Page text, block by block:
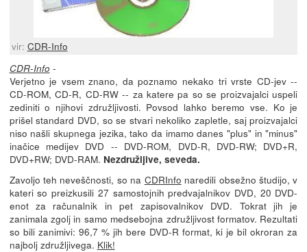
vir: CDR-Info
CDR-Info -
Verjetno je vsem znano, da poznamo nekako tri vrste CD-jev --
CD-ROM, CD-R, CD-RW -- za katere pa so se proizvajalci uspeli
zediniti o njihovi združljivosti. Povsod lahko beremo vse. Ko je
prišel standard DVD, so se stvari nekoliko zapletle, saj proizvajalci
niso našli skupnega jezika, tako da imamo danes "plus" in "minus"
inačice medijev DVD -- DVD-ROM, DVD-R, DVD-RW; DVD+R,
DVD+RW; DVD-RAM. Nezdružljive, seveda.
Zavoljo teh neveščnosti, so na CDRInfo naredili obsežno študijo, v
kateri so preizkusili 27 samostojnih predvajalnikov DVD, 20 DVD-
enot za računalnik in pet zapisovalnikov DVD. Tokrat jih je
zanimala zgolj in samo medsebojna združljivost formatov. Rezultati
so bili zanimivi: 96,7 % jih bere DVD-R format, ki je bil okroran za
najbolj združljivega. Klik!